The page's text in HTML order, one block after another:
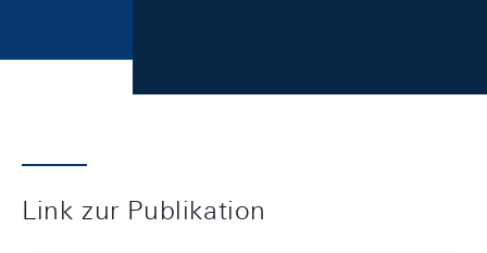
Link zur Publikation